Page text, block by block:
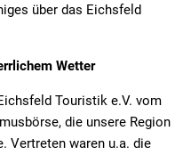
über das Eichsfeld
Wetter
Touristik e.V. vom
die unsere Region
Vertreten waren u.a. die